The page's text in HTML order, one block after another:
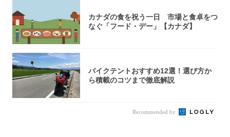
カナダの食を祝う一日 市場と食卓をつ
なぐ「フード・デー」【カナダ】
バイクテントおすすめ12選！選び方か
ら積載のコツまで徹底解説
Recommended by